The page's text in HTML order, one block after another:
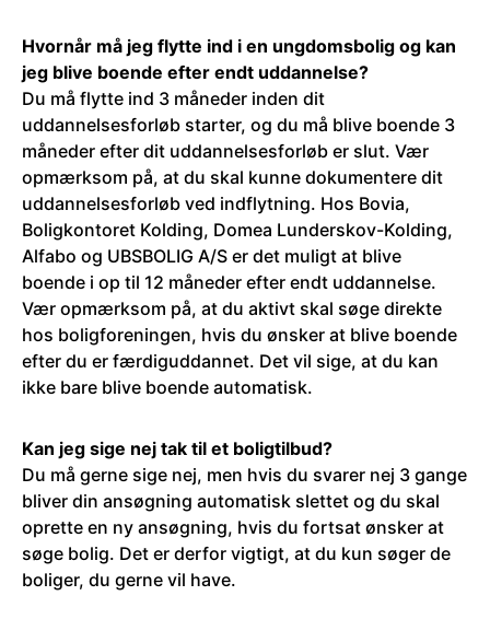
Hvornår må jeg flytte ind i en ungdomsbolig og kan
jeg blive boende efter endt uddannelse?
Du må flytte ind 3 måneder inden dit
uddannelsesforløb starter, og du må blive boende 3
måneder efter dit uddannelsesforløb er slut. Vær
opmærksom på, at du skal kunne dokumentere dit
uddannelsesforløb ved indflytning. Hos Bovia,
Boligkontoret Kolding, Domea Lunderskov-Kolding,
Alfabo og UBSBOLIG A/S er det muligt at blive
boende i op til 12 måneder efter endt uddannelse.
Vær opmærksom på, at du aktivt skal søge direkte
hos boligforeningen, hvis du ønsker at blive boende
efter du er færdiguddannet. Det vil sige, at du kan
ikke bare blive boende automatisk.
Kan jeg sige nej tak til et boligtilbud?
Du må gerne sige nej, men hvis du svarer nej 3 gange
bliver din ansøgning automatisk slettet og du skal
oprette en ny ansøgning, hvis du fortsat ønsker at
søge bolig. Det er derfor vigtigt, at du kun søger de
boliger, du gerne vil have.